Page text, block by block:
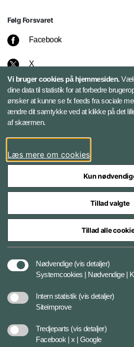
Følg Forsvaret
Facebook
X
Instagram
Bluesky
LinkedIn
Styrelser og myndigheder under
Vi bruger cookies på hjemmesiden.
dine data til statistik for at forbedre
ønsker at kunne se fx feeds fra sociale
ændre dit samtykke ved at klikke på det
af skærmen.
Læs mere om cookies
Kun
Tillad valgte
Tillad alle
Nødvendige (vis detaljer)
Systemcookies | Nødvendige |
Intern statistik (vis detaljer)
Siteimprove
Tredjeparts (vis detaljer)
Facebook | x | Google